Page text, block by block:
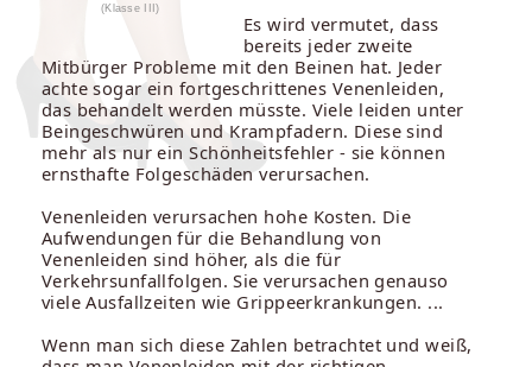
(Klasse III)
Es wird vermutet, dass
bereits jeder zweite
Mitbürger Probleme mit den Beinen hat. Jeder
achte sogar ein fortgeschrittenes Venenleiden,
das behandelt werden müsste. Viele leiden unter
Beingeschwüren und Krampfadern. Diese sind
mehr als nur ein Schönheitsfehler - sie können
ernsthafte Folgeschäden verursachen.
Venenleiden verursachen hohe Kosten. Die
Aufwendungen für die Behandlung von
Venenleiden sind höher, als die für
Verkehrsunfallfolgen. Sie verursachen genauso
viele Ausfallzeiten wie Grippeerkrankungen. ...
Wenn man sich diese Zahlen betrachtet und weiß,